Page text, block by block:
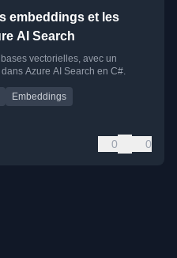
embeddings et les
AI Search
vectorielles, avec un
Azure AI Search en C#.
Embeddings
0 0